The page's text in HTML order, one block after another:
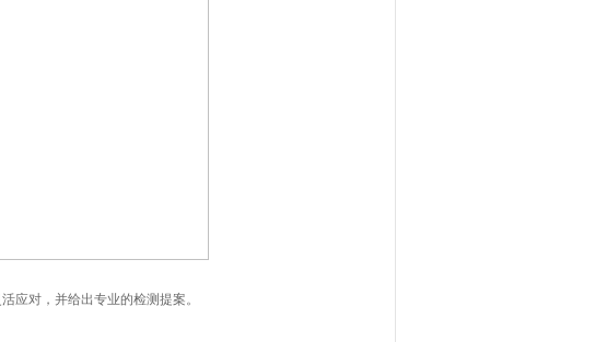
，并给出专业的检测提案。